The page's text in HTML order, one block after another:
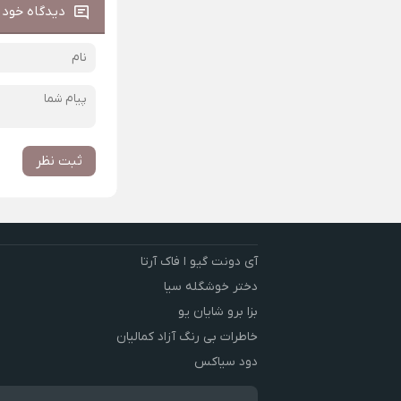
دیدگاه خود
ثبت نظر
آی دونت گیو ا فاک آرتا
دختر خوشگله سیا
بزا برو شایان یو
خاطرات بی رنگ آزاد کمالیان
دود سیاکس